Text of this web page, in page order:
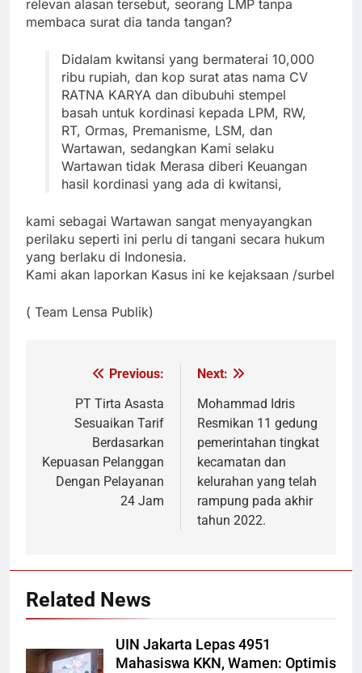
relevan alasan tersebut, seorang LMP tanpa
membaca surat dia tanda tangan?
Didalam kwitansi yang bermaterai 10,000
ribu rupiah, dan kop surat atas nama CV
RATNA KARYA dan dibubuhi stempel
basah untuk kordinasi kepada LPM, RW,
RT, Ormas, Premanisme, LSM, dan
Wartawan, sedangkan Kami selaku
Wartawan tidak Merasa diberi Keuangan
hasil kordinasi yang ada di kwitansi,
kami sebagai Wartawan sangat menyayangkan
perilaku seperti ini perlu di tangani secara hukum
yang berlaku di Indonesia.
Kami akan laporkan Kasus ini ke kejaksaan /surbel
( Team Lensa Publik)
NavigasiPrevious:
PT Tirta Asasta
Sesuaikan Tarif
Berdasarkan
Kepuasan Pelanggan
Dengan Pelayanan
24 Jam
Next:
Mohammad Idris
Resmikan 11 gedung
pemerintahan tingkat
kecamatan dan
kelurahan yang telah
rampung pada akhir
tahun 2022.
Related News
UIN Jakarta Lepas 4951
Mahasiswa KKN, Wamen: Optimis